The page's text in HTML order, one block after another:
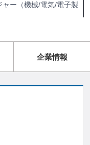
ー（機械/電気/電子製
具 家電
食品
企業情報